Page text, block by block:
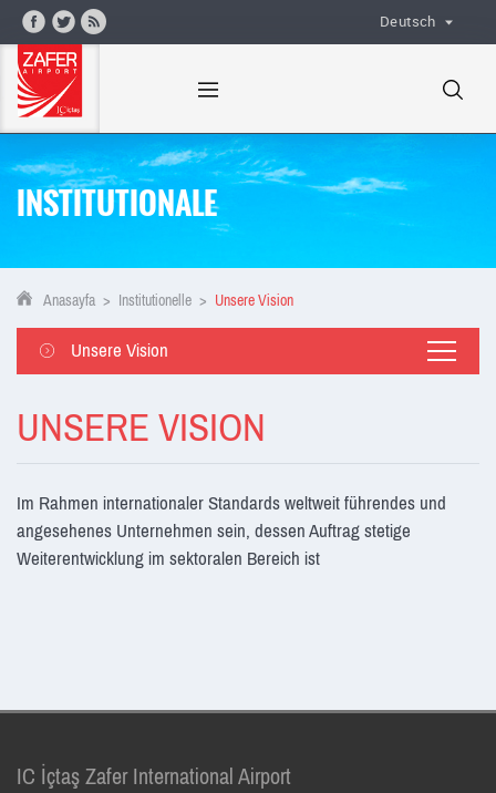
Deutsch
INSTITUTIONALE
Anasayfa > Institutionelle > Unsere Vision
Unsere Vision
UNSERE VISION
Im Rahmen internationaler Standards weltweit führendes und
angesehenes Unternehmen sein, dessen Auftrag stetige
Weiterentwicklung im sektoralen Bereich ist
IC İçtaş Zafer International Airport